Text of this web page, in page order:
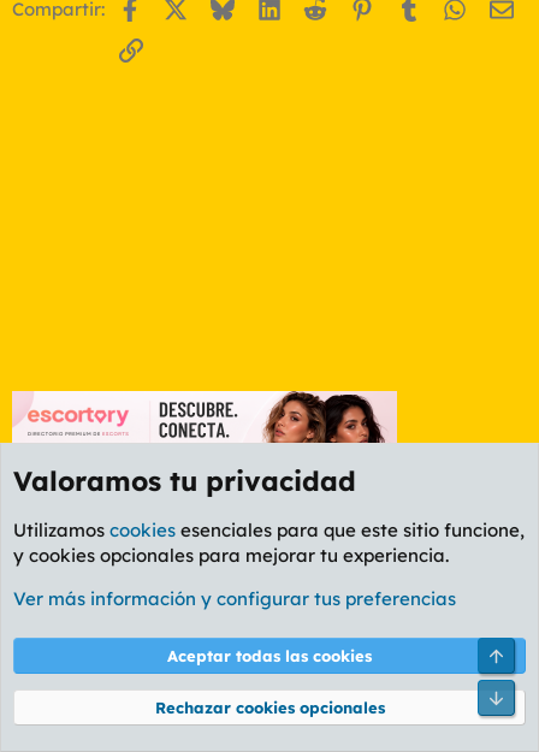
Compartir: Facebook BlueskyLinkedIn
Reddit Pinterest
Tumblr
Enlace
Foro Ocio y Cultura
Cookies
PL OLDSTYLE AMARILLO
Términos y reglas Política de privacidad Ayuda
Community platform by XenForo® © 2010-2026 XenForo Ltd.
Valoramos tu privacidad
Utilizamos cookies esenciales para que este sitio funcione,
y cookies opcionales para mejorar tu experiencia.
Ver más información y configurar tus preferencias
Aceptar todas las cookies
Rechazar cookies opcionales
Pie